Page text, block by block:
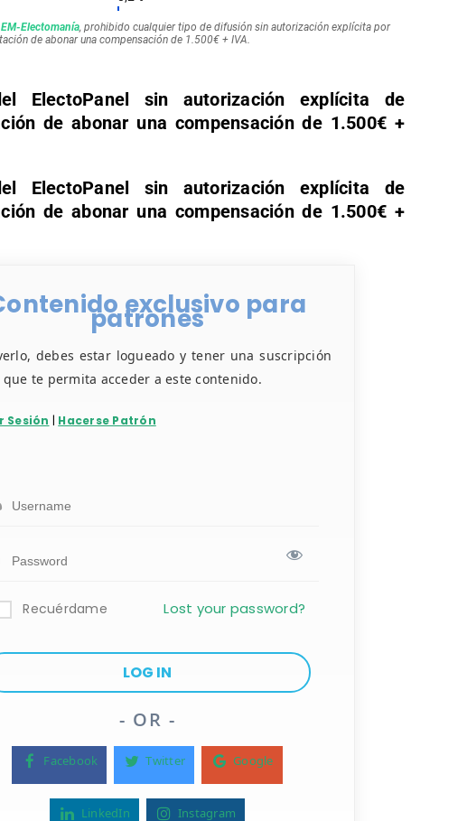
ElectoPanel sin autorización explícita de
de abonar una compensación de 1.500€ +
ElectoPanel sin autorización explícita de
de abonar una compensación de 1.500€ +
exclusivo para
patrones
debes estar logueado y tener una suscripción
que te permita acceder a este contenido.
Sesión | Hacerse Patrón
Recuérdame Lost your password?
- OR -
Facebook Twitter Google
LinkedIn Instagram